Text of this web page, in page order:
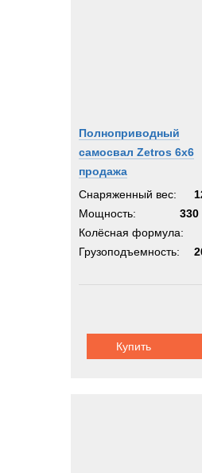
Полноприводный
самосвал Zetros 6x6
продажа
Снаряженный вес:
Мощность:
330
Колёсная формула:
Грузоподъемность:
Купить